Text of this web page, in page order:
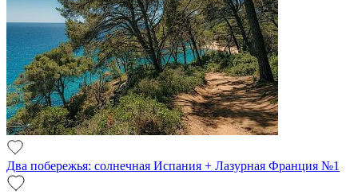
Два побережья: солнечная Испания + Лазурная Франция №1